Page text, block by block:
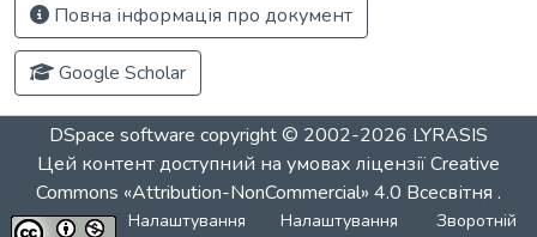
Повна інформація про документ
Google Scholar
DSpace software copyright © 2002-2026 LYRASIS
Цей контент доступний на умовах ліцензіїCreative
Commons «Attribution-NonCommercial» 4.0 Всесвітня .
Налаштування
Налаштування
Зворотній